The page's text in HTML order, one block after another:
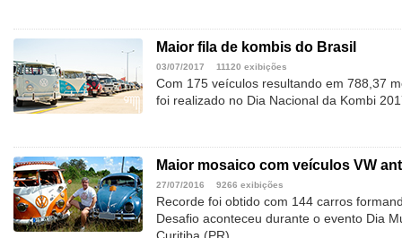
Maior fila de kombis do Brasil
03/07/2017 11120 exibições
Com 175 veículos resultando em 788,37
foi realizado no Dia Nacional da Kombi
Maior mosaico com veículos VW
27/07/2016 9266 exibições
Recorde foi obtido com 144 carros
Desafio aconteceu durante o evento Dia